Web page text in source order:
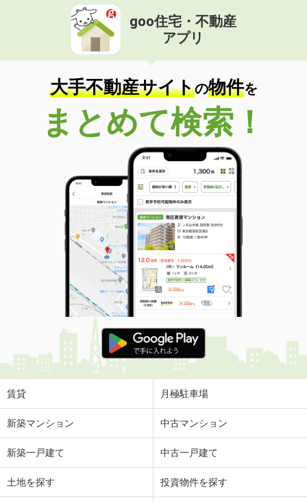
goo住宅・不動産
アプリ
大手不動産サイトの物件を
まとめて検索！
賃貸 月極駐車場
新築マンション 中古マンション
新築一戸建て 中古一戸建て
土地を探す 投資物件を探す